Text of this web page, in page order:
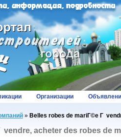
Организации
» Belles robes de mariГ©e Г
acheter des robes de